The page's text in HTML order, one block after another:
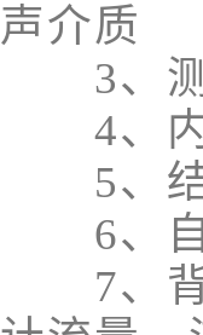
声介质
3、测
4、内
5、结
6、自
7、背